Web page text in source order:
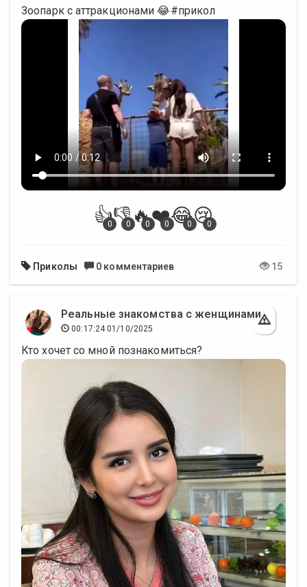
Зоопарк с аттракционами 😂#прикол
👍
0👎
0🔥
0❤️
0😂
0😢
0
Приколы 0 комментариев 15
Реальные знакомства с женщинами
00:17:24 01/10/2025
Кто хочет со мной познакомиться?